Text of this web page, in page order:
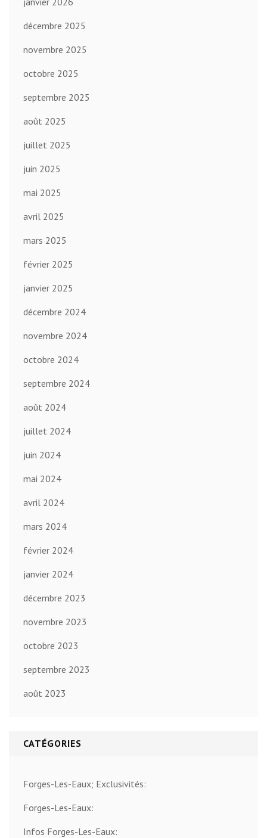
décembre 2025
novembre 2025
octobre 2025
septembre 2025
août 2025
juillet 2025
juin 2025
mai 2025
avril 2025
mars 2025
février 2025
janvier 2025
décembre 2024
novembre 2024
octobre 2024
septembre 2024
août 2024
juillet 2024
juin 2024
mai 2024
avril 2024
mars 2024
février 2024
janvier 2024
décembre 2023
novembre 2023
octobre 2023
septembre 2023
août 2023
CATÉGORIES
Forges-Les-Eaux; Exclusivités:
Forges-Les-Eaux:
Infos Forges-Les-Eaux: